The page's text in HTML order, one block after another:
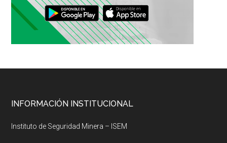
Footer
INFORMACIÓN INSTITUCIONAL
Instituto de Seguridad Minera – ISEM